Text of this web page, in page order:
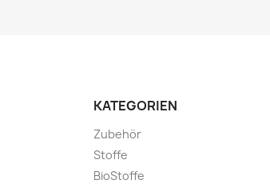
KATEGORIEN
Zubehör
Stoffe
BioStoffe